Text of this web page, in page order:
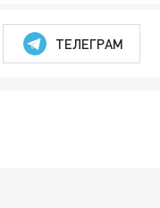
ТЕЛЕГРАМ